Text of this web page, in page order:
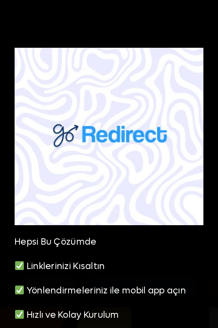
Hepsi Bu Çözümde
Linklerinizi Kısaltın
Yönlendirmeleriniz ile mobil app açın
Hızlı ve Kolay Kurulum